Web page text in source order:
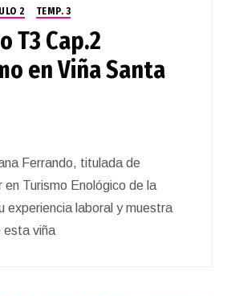
2 TEMP. 3
T3 Cap.2
en Viña Santa
Ferrando, titulada de
en Turismo Enológico de la
experiencia laboral y muestra
esta viña